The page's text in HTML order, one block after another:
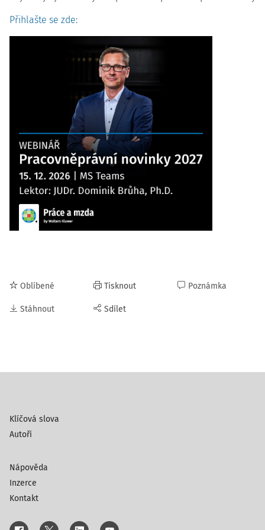
Přihlašte se zde:
Oblíbené
Stáhnout
Tisknout
Sdílet
Poznámka
Klíčová slova
Autoři
Nápověda
Inzerce
Kontakt